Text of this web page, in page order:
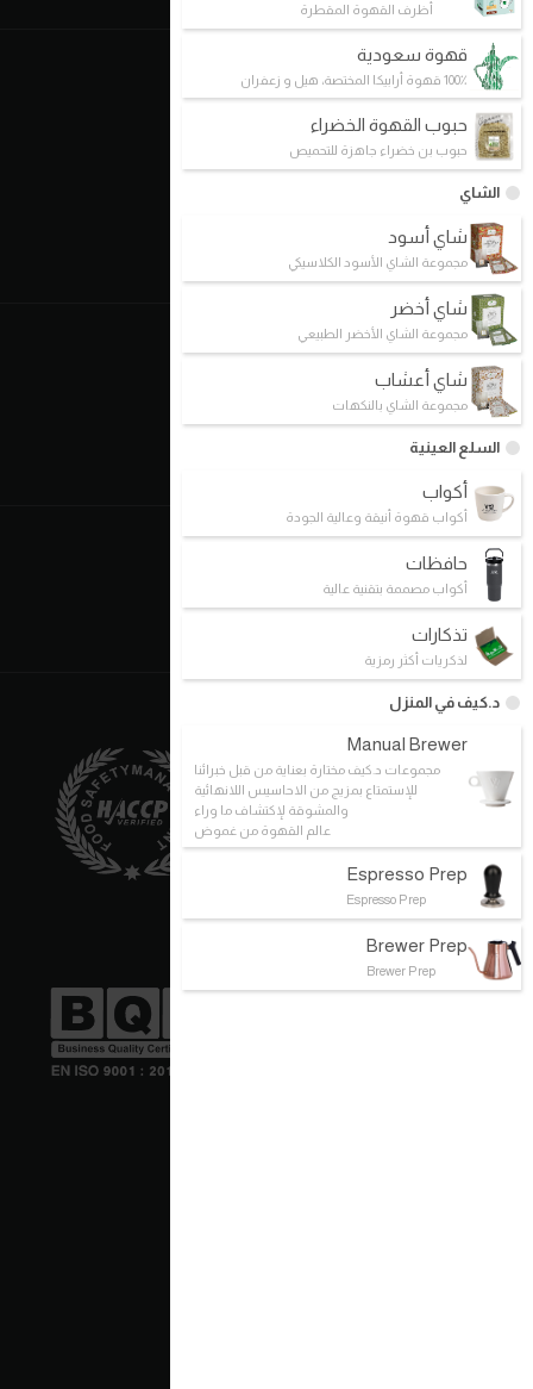
أظرف القهوة المقطرة
قهوة سعودية
100٪ قهوة أرابيكا المختصة، هيل و زعفران
حبوب القهوة الخضراء
حبوب بن خضراء جاهزة للتحميص
الشاي
شاي أسود
مجموعة الشاي الأسود الكلاسيكي
شاي أخضر
مجموعة الشاي الأخضر الطبيعي
شاي أعشاب
مجموعة الشاي بالنكهات
السلع العينية
أكواب
أكواب قهوة أنيقة وعالية الجودة
حافظات
أكواب مصممة بتقنية عالية
تذكارات
لذكريات أكثر رمزية
د.كيف في المنزل
Manual Brewer
مجموعات د.كيف مختارة بعناية من قبل خبرائنا
للإستمتاع بمزيج من الاحاسيس اللانهائية
والمشوقة لإكتشاف ما وراء
عالم القهوة من غموض
Espresso Prep
Espresso Prep
Brewer Prep
Brewer Prep
عالم القهوة
د.كيف كافيه
رحلة في عالم القهوة
أخبار القهوة
غرفة الأخبار
معرض الوسائط
الوظائف
طلب التوظيف
المسار الوظيفي
الفرص الوظيفية
إمتلك فرعك الخاص
حقوق الامتياز التجاري
طلب حق الامتياز التجاري